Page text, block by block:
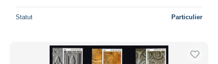
Statut Particulier